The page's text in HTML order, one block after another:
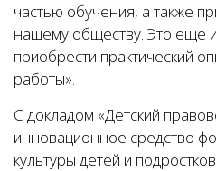
частью обучения, а также
нашему обществу. Это еще
приобрести практический
работы».
С докладом «Детский
инновационное средство
культуры детей и